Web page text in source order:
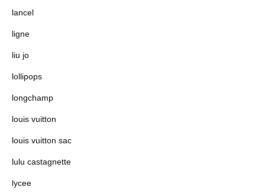
lancel
ligne
liu jo
lollipops
longchamp
louis vuitton
louis vuitton sac
lulu castagnette
lycee